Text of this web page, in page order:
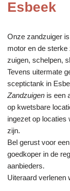
Esbeek
Onze zandzuiger
motor en de sterke
zuigen, schelpen,
Tevens uitermate
sceptictank in
Zandzuigen is een
op kwetsbare
ingezet op locaties
zijn.
Bel gerust voor een
goedkoper in de
aanbieders.
Uiteraard verlenen